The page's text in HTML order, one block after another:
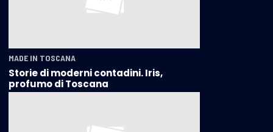
MADE IN TOSCANA
Storie di moderni contadini. Iris,
profumo di Toscana